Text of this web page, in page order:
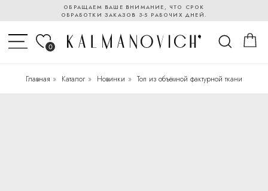
ОБРАЩАЕМ ВАШЕ ВНИМАНИЕ, ЧТО СРОК
ОБРАБОТКИ ЗАКАЗОВ 3-5 РАБОЧИХ ДНЕЙ.
0
Главная » Каталог » Новинки » Топ из объёмной фактурной ткани